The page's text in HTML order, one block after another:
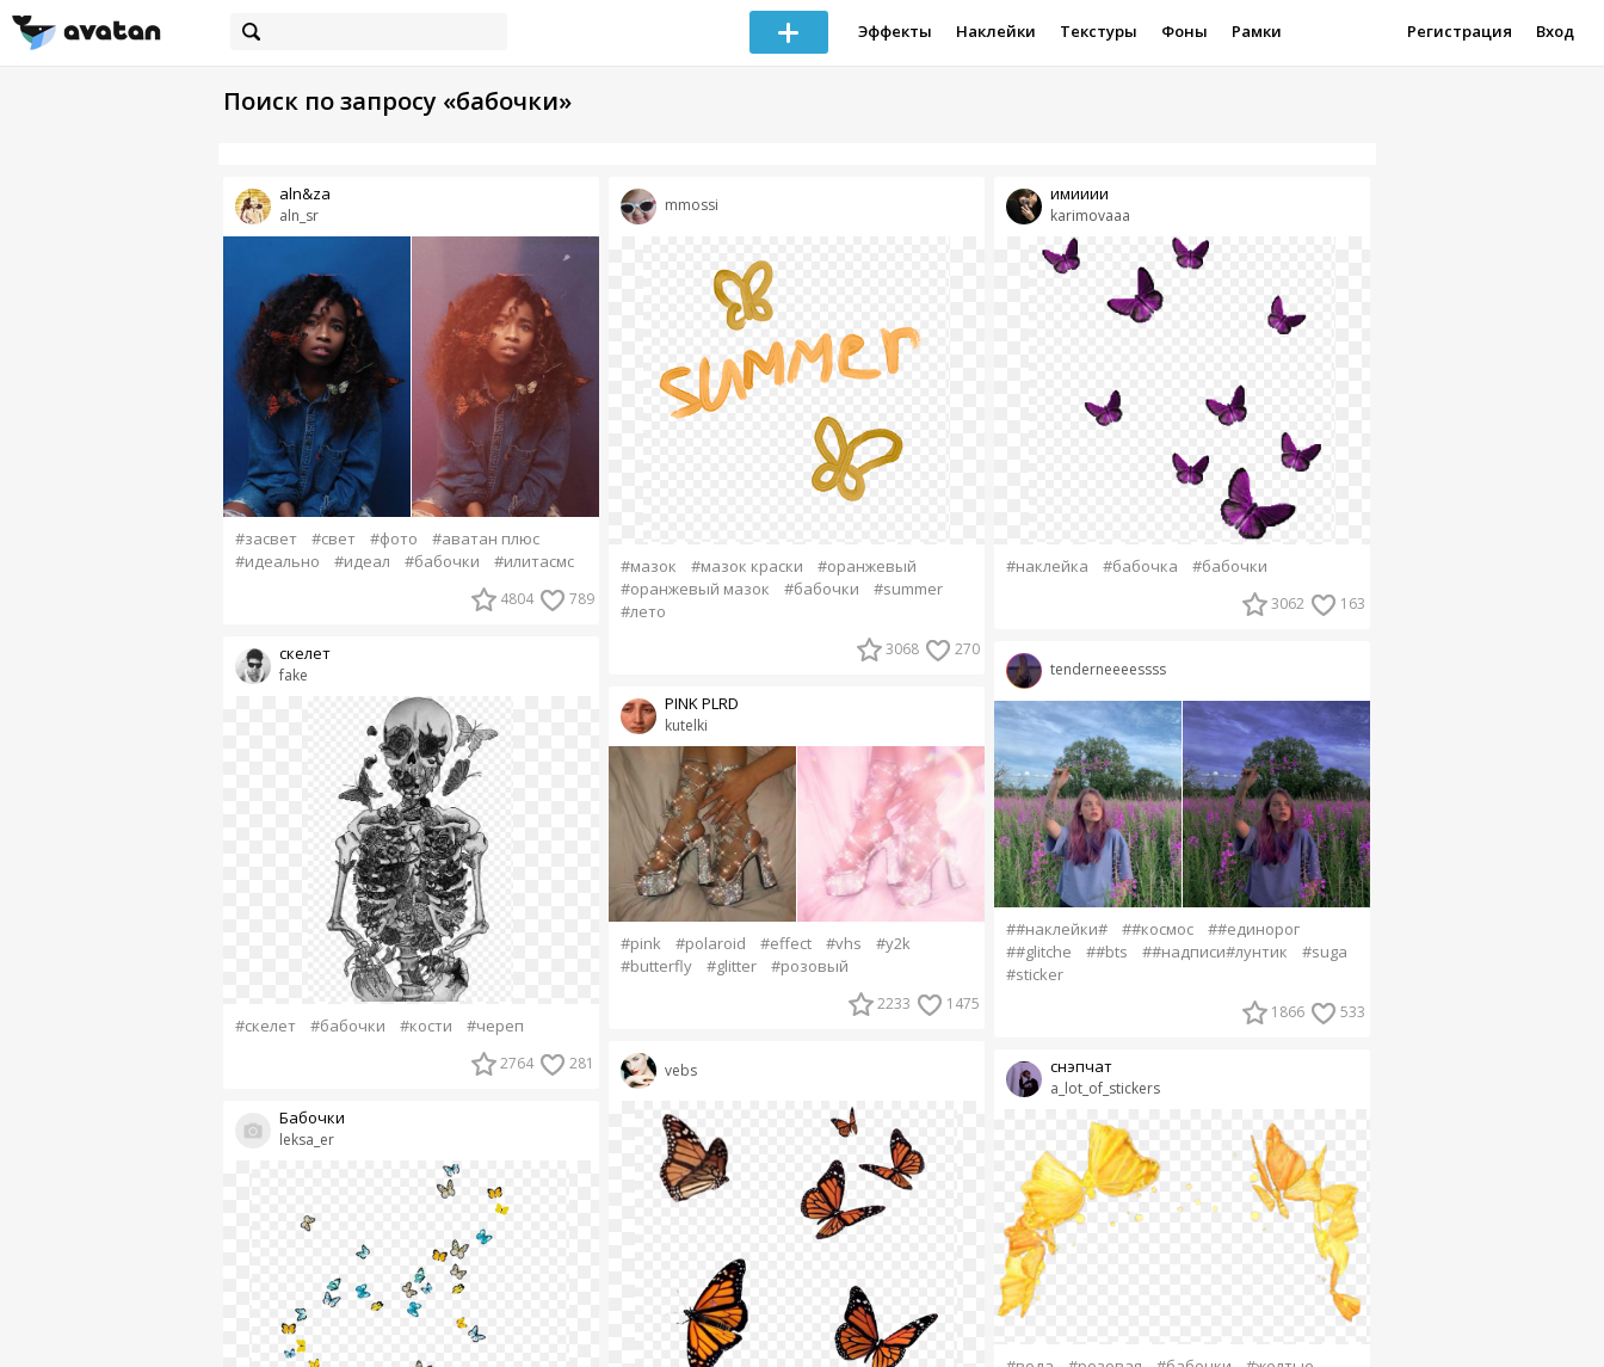
Эффекты Наклейки Текстуры Фоны Рамки Регистрация Вход
Поиск по запросу «бабочки»
aln_sr
aln&za
#засвет #свет #фото
#аватан плюс
#идеально
#идеал #бабочки #илитасмс
4804 789
fake
скелет
#скелет #бабочки #кости #череп
2764 281
leksa_er
Бабочки
mmossi
#мазок #мазок краски
#оранжевый
#оранжевый мазок
#бабочки
#summer
#лето
3068 270
kutelki
PINK PLRD
#pink #polaroid #effect #vhs
#y2k
#butterfly
#glitter #розовый
2233 1475
vebs
karimovaaa
имииии
#наклейка #бабочка #бабочки
3062 163
tenderneeeessss
##наклейки# ##космос
##единорог
##glitche
##bts ##надписи#лунтик
#suga
#sticker
1866 533
a_lot_of_stickers
снэпчат